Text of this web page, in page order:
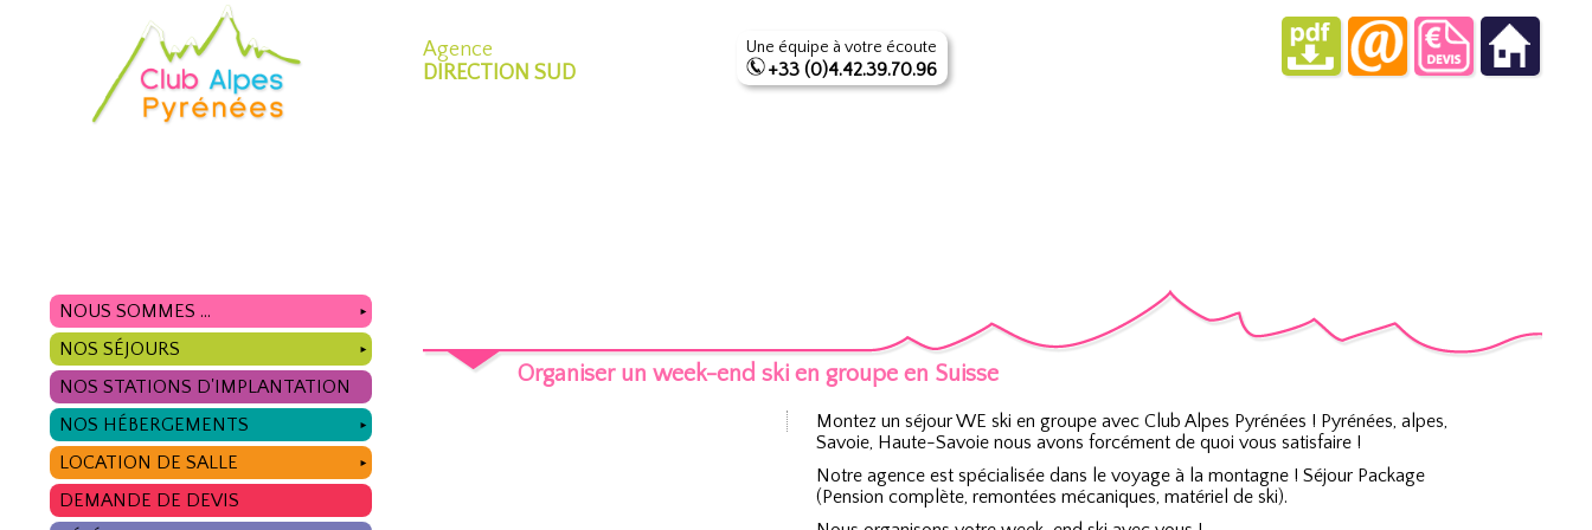
Agence
DIRECTION SUD
Une équipe à votre écoute
+33 (0)4.42.39.70.96
NOUS SOMMES ... ►
NOS SÉJOURS ►
NOS STATIONS D'IMPLANTATION
NOS HÉBERGEMENTS
►
LOCATION DE SALLE ►
DEMANDE DE DEVIS
Organiser un week-end ski en groupe en Suisse
Montez un séjour WE ski en groupe avec Club Alpes Pyrénées ! Pyrénées, alpes,
Savoie, Haute-Savoie nous avons forcément de quoi vous satisfaire !
Notre agence est spécialisée dans le voyage à la montagne ! Séjour Package
(Pension complète, remontées mécaniques, matériel de ski).